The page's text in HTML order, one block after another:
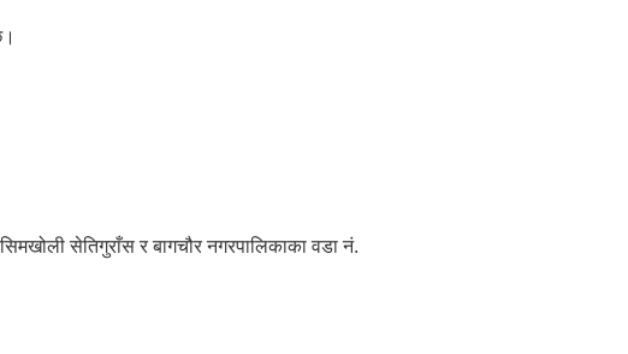
सेतिगुराँस र बागचौर नगरपालिकाका वडा नं.